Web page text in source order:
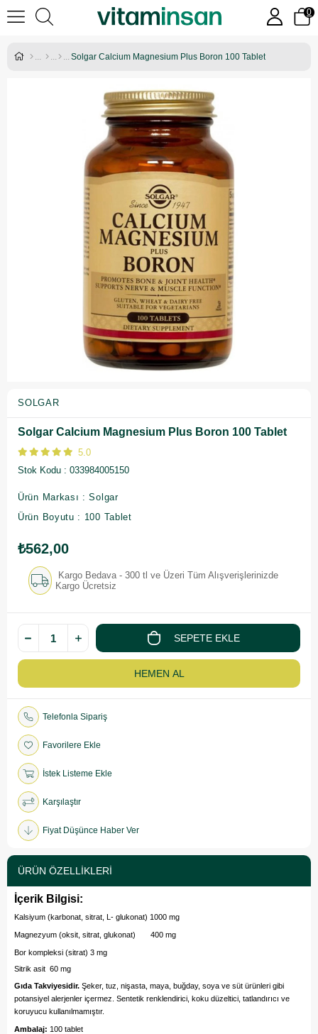
0
Solgar Calcium Magnesium Plus Boron 100 Tablet
SOLGAR
Solgar Calcium Magnesium Plus Boron 100 Tablet
5.0
Stok Kodu
033984005150
Ürün Markası : Solgar
Ürün Boyutu : 100 Tablet
₺562,00
Kargo Bedava - 300 tl ve Üzeri Tüm Alışverişlerinizde
Kargo Ücretsiz
Telefonla Sipariş
Favorilere Ekle
İstek Listeme Ekle
Karşılaştır
Fiyat Düşünce Haber Ver
ÜRÜN ÖZELLIKLERI
İçerik Bilgisi:
Kalsiyum (karbonat, sitrat, L- glukonat) 1000 mg
Magnezyum (oksit, sitrat, glukonat) 400 mg
Bor kompleksi (sitrat) 3 mg
Sitrik asit 60 mg
Gıda Takviyesidir. Şeker, tuz, nişasta, maya, buğday, soya ve süt ürünleri gibi
potansiyel alerjenler içermez. Sentetik renklendirici, koku düzeltici, tatlandırıcı ve
koruyucu kullanılmamıştır.
Ambalaj: 100 tablet